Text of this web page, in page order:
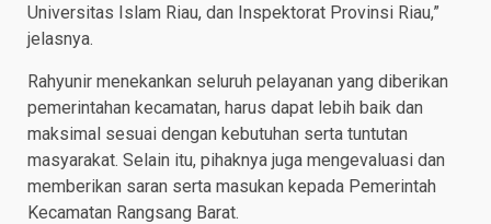
Universitas Islam Riau, dan Inspektorat Provinsi Riau,”
jelasnya.
Rahyunir menekankan seluruh pelayanan yang diberikan
pemerintahan kecamatan, harus dapat lebih baik dan
maksimal sesuai dengan kebutuhan serta tuntutan
masyarakat. Selain itu, pihaknya juga mengevaluasi dan
memberikan saran serta masukan kepada Pemerintah
Kecamatan Rangsang Barat.